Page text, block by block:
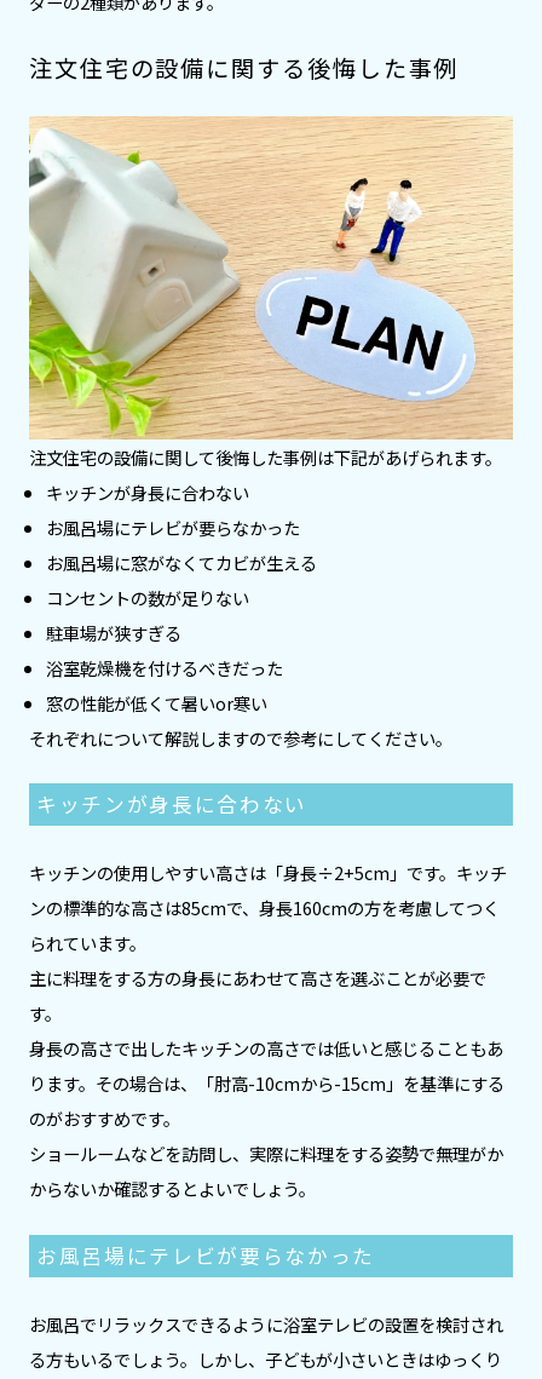
注文住宅の設備に関する後悔した事例
注文住宅の設備に関して後悔した事例は下記があげられます。
キッチンが身長に合わない
お風呂場にテレビが要らなかった
お風呂場に窓がなくてカビが生える
コンセントの数が足りない
駐車場が狭すぎる
浴室乾燥機を付けるべきだった
窓の性能が低くて暑いor寒い
それぞれについて解説しますので参考にしてください。
キッチンが身長に合わない
キッチンの使用しやすい高さは「身長÷2+5cm」です。キッチ
ンの標準的な高さは85cmで、身長160cmの方を考慮してつく
られています。
主に料理をする方の身長にあわせて高さを選ぶことが必要で
す。
身長の高さで出したキッチンの高さでは低いと感じることもあ
ります。その場合は、「肘高-10cmから-15cm」を基準にする
のがおすすめです。
ショールームなどを訪問し、実際に料理をする姿勢で無理がか
からないか確認するとよいでしょう。
お風呂場にテレビが要らなかった
お風呂でリラックスできるように浴室テレビの設置を検討され
る方もいるでしょう。しかし、子どもが小さいときはゆっくり